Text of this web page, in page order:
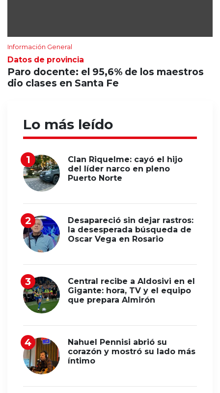
Información General
Datos de provincia
Paro docente: el 95,6% de los maestros
dio clases en Santa Fe
Lo más leído
Clan Riquelme: cayó el hijo
del líder narco en pleno
Puerto Norte
Desapareció sin dejar rastros:
la desesperada búsqueda de
Oscar Vega en Rosario
Central recibe a Aldosivi en el
Gigante: hora, TV y el equipo
que prepara Almirón
Nahuel Pennisi abrió su
corazón y mostró su lado más
íntimo